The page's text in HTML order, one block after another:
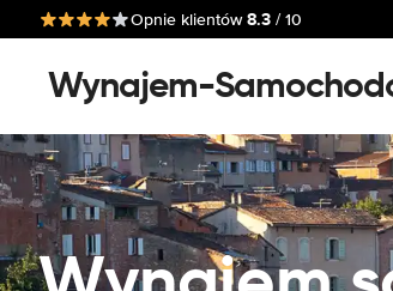
Opnie klientów8.3 / 10
Wynajem-